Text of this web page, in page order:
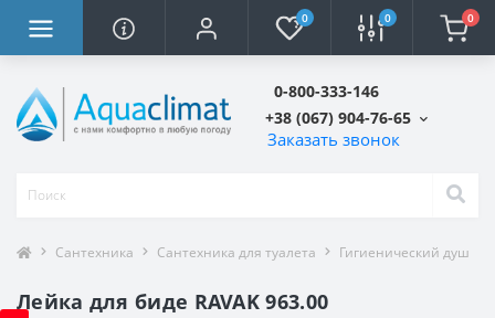
0 0 0
0-800-333-146
+38 (067) 904-76-65
Заказать звонок
Сантехника Сантехника для туалета Гигиенический душ
Лейка для биде RAVAK 963.00